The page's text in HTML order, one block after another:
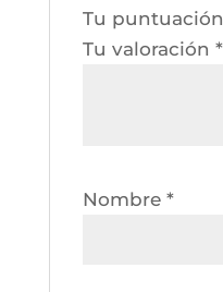
Tu puntuación
Tu valoración *
Nombre *